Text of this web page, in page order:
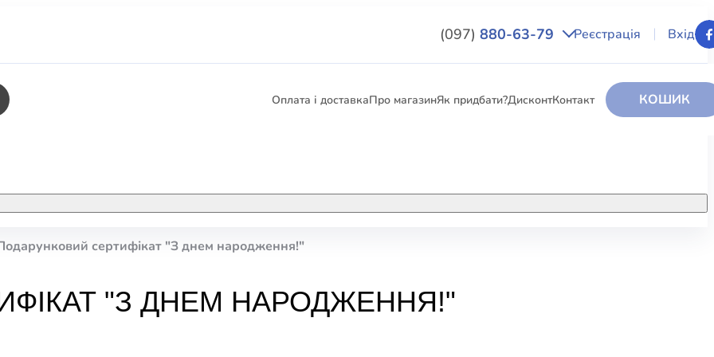
(097) 880-63-79 Реєстрація Вхід
Оплата і доставкаПро магазинЯк придбати?ДисконтКонтакт КОШИК
ЕЛЕКТРОННІ КНИГИ
КНИГА В КОМПЛЕКТІ
сертифікат "З днем народження!"
"З ДНЕМ НАРОДЖЕННЯ!"